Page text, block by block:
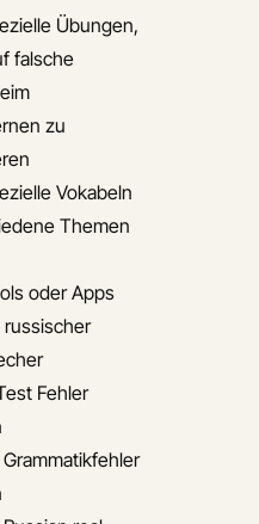
Übungen,
falsche
zu
Vokabeln
Themen
oder Apps
Fehler